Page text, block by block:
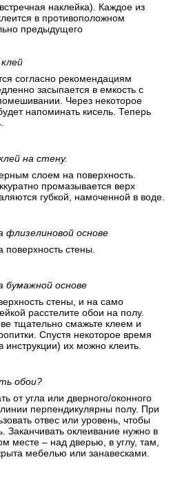
наклейка). Каждое из
в противоположном
предыдущего
согласно рекомендациям
засыпается в емкость с
Через некоторое
напоминать кисель. Теперь
на стену.
слоем на поверхность.
промазывается верх
губкой, намоченной в воде.
флизелиновой основе
поверхность стены.
бумажной основе
стены, и на само
расстелите обои на полу.
тщательно смажьте клеем и
Спустя некоторое время
инструкции) их можно клеить.
обои?
от угла или дверного/оконного
перпендикулярны полу. При
отвес или уровень, чтобы
Заканчивать оклеивание нужно в
месте – над дверью, в углу, там,
мебелью или занавесками.